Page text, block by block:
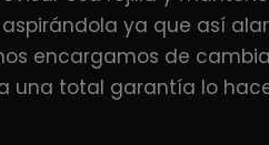
ya que así
encargamos de
una total garantía lo